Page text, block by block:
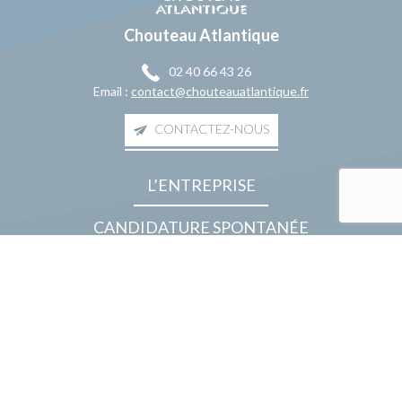
Chouteau Atlantique
02 40 66 43 26
Email : contact@chouteauatlantique.fr
CONTACTEZ-NOUS
L’ENTREPRISE
CANDIDATURE SPONTANÉE